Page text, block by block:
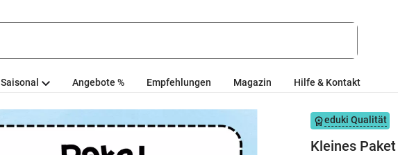
Saisonal Angebote % Empfehlungen Magazin Hilfe & Kontakt
eduki Qualität
Kleines